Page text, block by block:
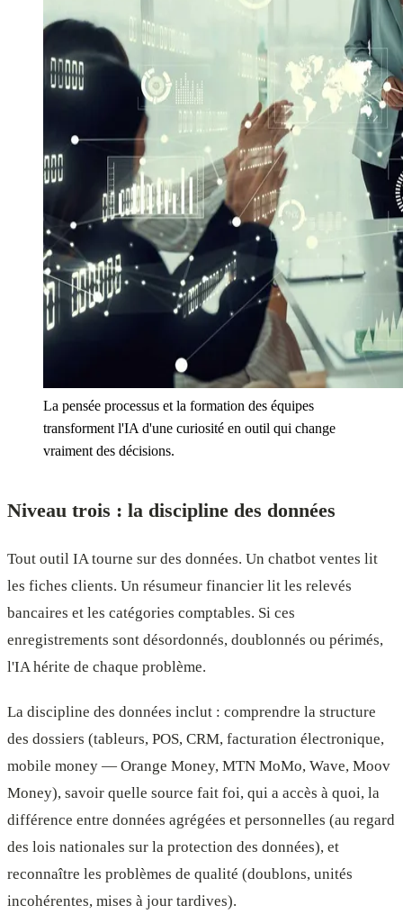
La pensée processus et la formation des équipes
transforment l'IA d'une curiosité en outil qui change
vraiment des décisions.
Niveau trois : la discipline des données
Tout outil IA tourne sur des données. Un chatbot ventes lit
les fiches clients. Un résumeur financier lit les relevés
bancaires et les catégories comptables. Si ces
enregistrements sont désordonnés, doublonnés ou périmés,
l'IA hérite de chaque problème.
La discipline des données inclut : comprendre la structure
des dossiers (tableurs, POS, CRM, facturation électronique,
mobile money — Orange Money, MTN MoMo, Wave, Moov
Money), savoir quelle source fait foi, qui a accès à quoi, la
différence entre données agrégées et personnelles (au regard
des lois nationales sur la protection des données), et
reconnaître les problèmes de qualité (doublons, unités
incohérentes, mises à jour tardives).